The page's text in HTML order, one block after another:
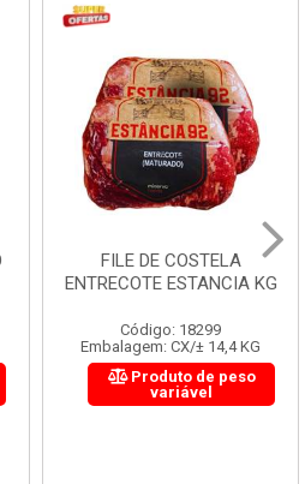
FILE DE COSTELA
ENTRECOTE ESTANCIA KG
Código: 18299
Embalagem: CX/± 14,4 KG
Produto de peso
variável